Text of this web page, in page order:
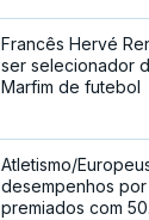
Francês Hervé
ser selecionador
Marfim de futebol
Atletismo/
desempenhos
premiados com